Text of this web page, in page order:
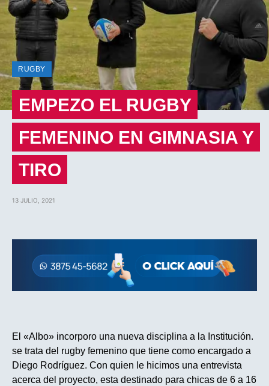
RUGBY
EMPEZO EL RUGBY
FEMENINO EN GIMNASIA Y
TIRO
13 JULIO, 2021
El «Albo» incorporo una nueva disciplina a la Institución.
se trata del rugby femenino que tiene como encargado a
Diego Rodríguez. Con quien le hicimos una entrevista
acerca del proyecto, esta destinado para chicas de 6 a 16